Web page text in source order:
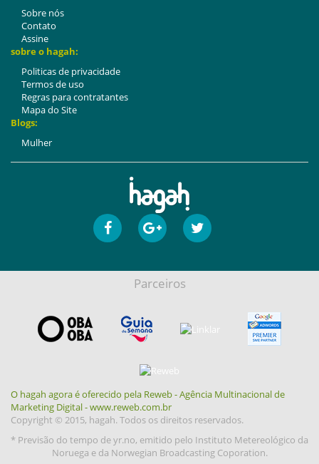
Sobre nós
Contato
Assine
sobre o hagah:
Politicas de privacidade
Termos de uso
Regras para contratantes
Mapa do Site
Blogs:
Mulher
Parceiros
O hagah agora é oferecido pela Reweb - Agência Multinacional de
Marketing Digital - www.reweb.com.br
Copyright © 2015, hagah. Todos os direitos reservados.
* Previsão do tempo de yr.no, emitido pelo Instituto Metereológico da
Noruega e da Norwegian Broadcasting Coporation.